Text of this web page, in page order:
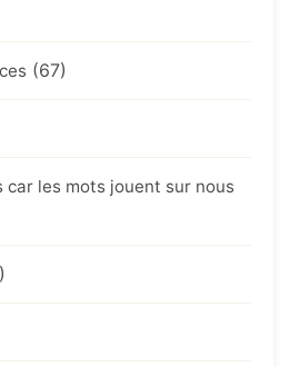
(67)
car les mots jouent sur nous